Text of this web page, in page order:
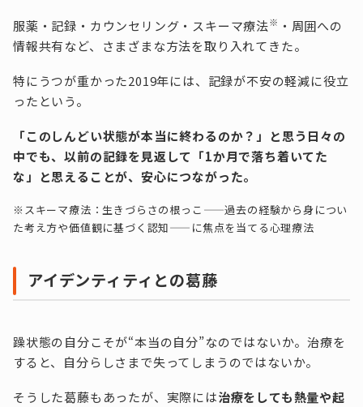
服薬・記録・カウンセリング・スキーマ療法※ ・周囲への
情報共有など、さまざまな方法を取り入れてきた。
特にうつが重かった2019年には、記録が不安の軽減に役立
ったという。
「このしんどい状態が本当に終わるのか？」と思う日々の
中でも、以前の記録を見返して「1か月で落ち着いてた
な」と思えることが、安心につながった。
※スキーマ療法：生きづらさの根っこ——過去の経験から身につい
た考え方や価値観に基づく認知——に焦点を当てる心理療法
アイデンティティとの葛藤
躁状態の自分こそが“本当の自分”なのではないか。治療を
すると、自分らしさまで失ってしまうのではないか。
そうした葛藤もあったが、実際には治療をしても熱量や起